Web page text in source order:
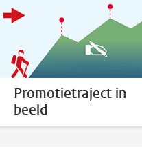
Promotietraject in
beeld